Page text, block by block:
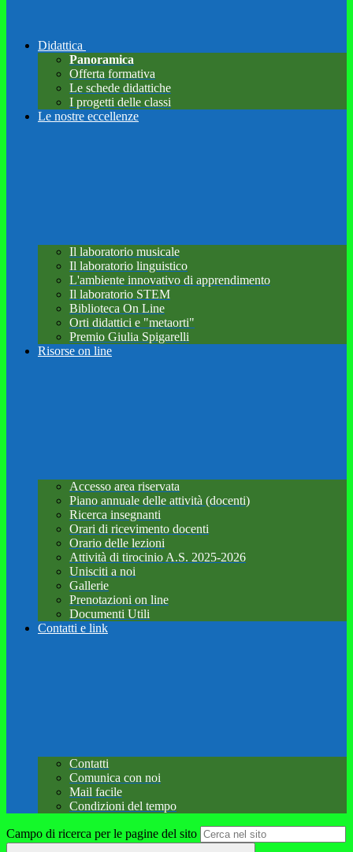
Didattica
Panoramica
Offerta formativa
Le schede didattiche
I progetti delle classi
Le nostre eccellenze
Il laboratorio musicale
Il laboratorio linguistico
L'ambiente innovativo di apprendimento
Il laboratorio STEM
Biblioteca On Line
Orti didattici e "metaorti"
Premio Giulia Spigarelli
Risorse on line
Accesso area riservata
Piano annuale delle attività (docenti)
Ricerca insegnanti
Orari di ricevimento docenti
Orario delle lezioni
Attività di tirocinio A.S. 2025-2026
Unisciti a noi
Gallerie
Prenotazioni on line
Documenti Utili
Contatti e link
Contatti
Comunica con noi
Mail facile
Condizioni del tempo
Campo di ricerca per le pagine del sito